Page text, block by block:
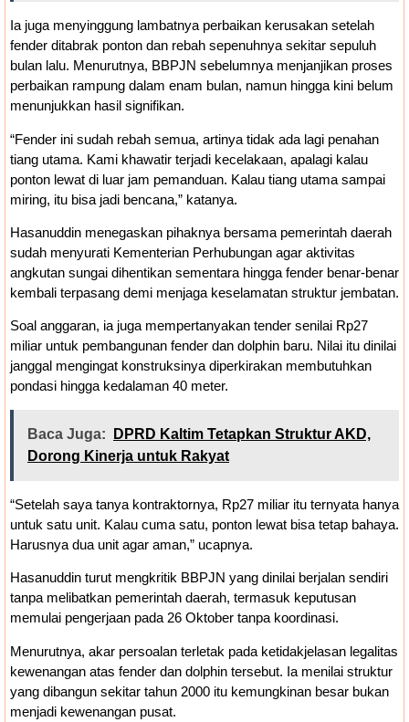
Ia juga menyinggung lambatnya perbaikan kerusakan setelah
fender ditabrak ponton dan rebah sepenuhnya sekitar sepuluh
bulan lalu. Menurutnya, BBPJN sebelumnya menjanjikan proses
perbaikan rampung dalam enam bulan, namun hingga kini belum
menunjukkan hasil signifikan.
“Fender ini sudah rebah semua, artinya tidak ada lagi penahan
tiang utama. Kami khawatir terjadi kecelakaan, apalagi kalau
ponton lewat di luar jam pemanduan. Kalau tiang utama sampai
miring, itu bisa jadi bencana,” katanya.
Hasanuddin menegaskan pihaknya bersama pemerintah daerah
sudah menyurati Kementerian Perhubungan agar aktivitas
angkutan sungai dihentikan sementara hingga fender benar-benar
kembali terpasang demi menjaga keselamatan struktur jembatan.
Soal anggaran, ia juga mempertanyakan tender senilai Rp27
miliar untuk pembangunan fender dan dolphin baru. Nilai itu dinilai
janggal mengingat konstruksinya diperkirakan membutuhkan
pondasi hingga kedalaman 40 meter.
Baca Juga:
DPRD Kaltim Tetapkan Struktur AKD,
Dorong Kinerja untuk Rakyat
“Setelah saya tanya kontraktornya, Rp27 miliar itu ternyata hanya
untuk satu unit. Kalau cuma satu, ponton lewat bisa tetap bahaya.
Harusnya dua unit agar aman,” ucapnya.
Hasanuddin turut mengkritik BBPJN yang dinilai berjalan sendiri
tanpa melibatkan pemerintah daerah, termasuk keputusan
memulai pengerjaan pada 26 Oktober tanpa koordinasi.
Menurutnya, akar persoalan terletak pada ketidakjelasan legalitas
kewenangan atas fender dan dolphin tersebut. Ia menilai struktur
yang dibangun sekitar tahun 2000 itu kemungkinan besar bukan
menjadi kewenangan pusat.